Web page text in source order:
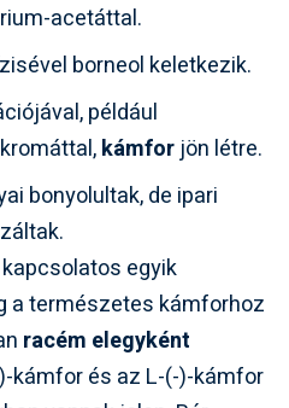
acetáttal.
borneol keletkezik.
például
kámfor jön létre.
bonyolultak, de ipari
egyik
a természetes kámforhoz
racém elegyként
kámfor és az L-(-)-kámfor